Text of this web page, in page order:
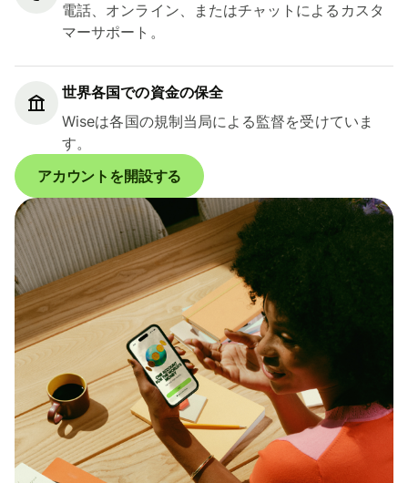
電話、オンライン、またはチャットによるカスタ
マーサポート。
世界各国での資金の保全
Wiseは各国の規制当局による監督を受けていま
す。
アカウントを開設する